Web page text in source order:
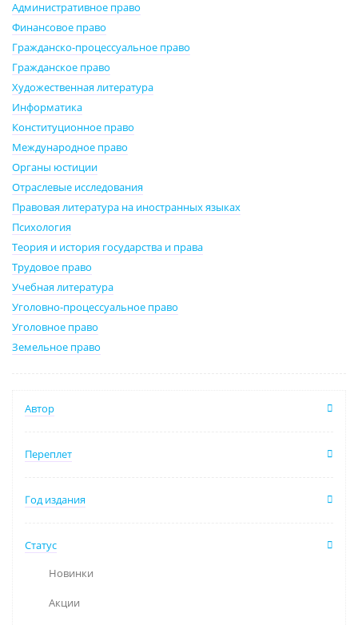
Административное право
Финансовое право
Гражданско-процессуальное право
Гражданское право
Художественная литература
Информатика
Конституционное право
Международное право
Органы юстиции
Отраслевые исследования
Правовая литература на иностранных языках
Психология
Теория и история государства и права
Трудовое право
Учебная литература
Уголовно-процессуальное право
Уголовное право
Земельное право
Автор
Переплет
Год издания
Статус
Новинки
Акции